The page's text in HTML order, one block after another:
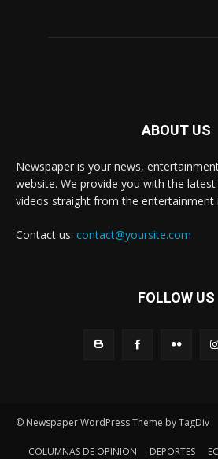
ABOUT US
Newspaper is your news,
website. We provide you with the
videos straight from the entertainment
Contact us: contact@yoursite.com
FOLLOW US
© Newspaper WordPress Theme by TagDiv
COLUMNAS DE OPINION DEPORTES